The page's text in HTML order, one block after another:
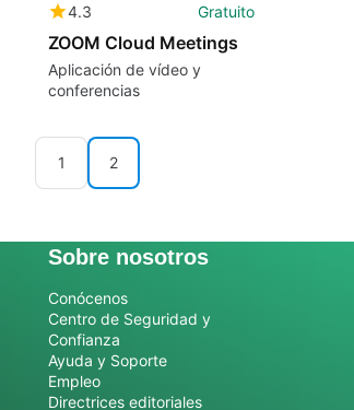
4.3 Gratuito
ZOOM Cloud Meetings
Aplicación de vídeo y
conferencias
1 2
Sobre nosotros
Conócenos
Centro de Seguridad y
Confianza
Ayuda y Soporte
Empleo
Directrices editoriales